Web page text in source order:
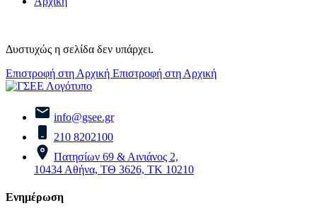
Δυστυχώς η σελίδα δεν υπάρχει.
Επιστροφή στη Αρχική Επιστροφή στη Αρχική
info@gsee.gr
210 8202100
Πατησίων 69 & Αινιάνος 2,
10434 Αθήνα, ΤΘ 3626, ΤΚ 10210
Ενημέρωση